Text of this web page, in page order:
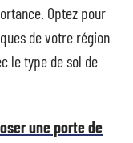
Optez pour
de votre région
le type de sol de
une porte de